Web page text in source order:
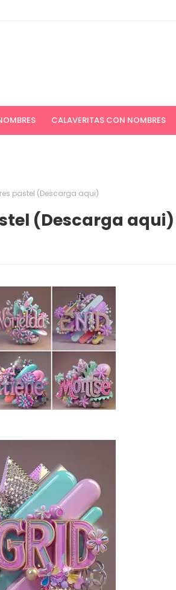
CALAVERITAS CON NOMBRES
pastel (Descarga aqui)
(Descarga aqui)